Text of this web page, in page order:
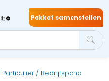
Pakket samenstellen
Particulier / Bedrijfspand